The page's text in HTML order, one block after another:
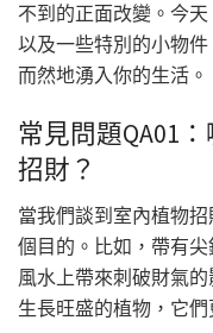
不到的正面改變。今
以及一些特別的小物
而然地湧入你的生活。
常見問題QA01
招財？
當我們談到室內植物
個目的。比如，帶有
風水上帶來刺破財氣
生長旺盛的植物，它